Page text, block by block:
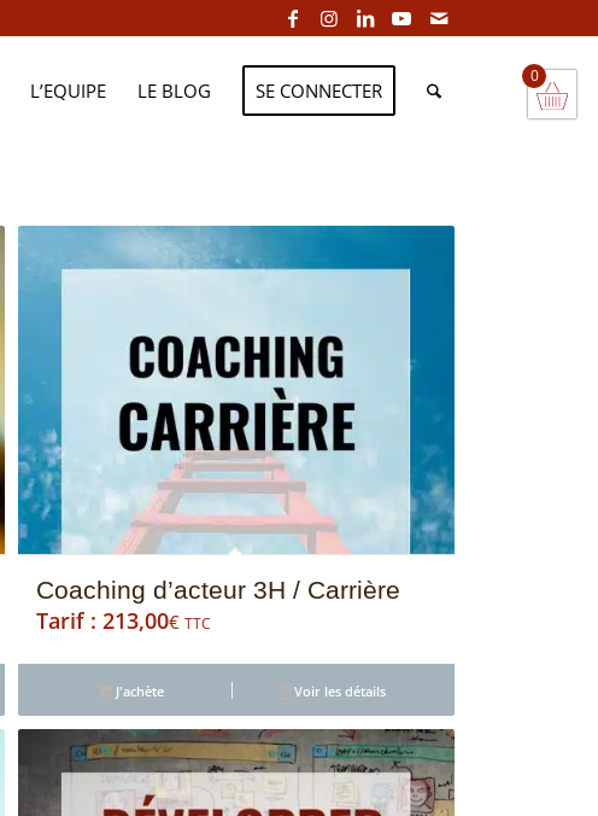
L’EQUIPE LE BLOG SE CONNECTER
Coaching d’acteur 3H / Carrière
213,00€ TTC
J'achète Voir les détails
0